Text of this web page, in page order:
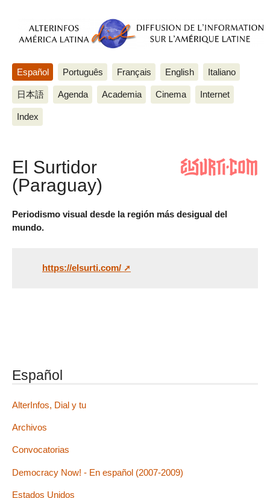
Español Português Français English Italiano
日本語 Agenda Academia Cinema Internet
Index
El Surtidor
(Paraguay)
Periodismo visual desde la región más desigual del
mundo.
https://elsurti.com/
Español
AlterInfos, Dial y tu
Archivos
Convocatorias
Democracy Now! - En español (2007-2009)
Estados Unidos